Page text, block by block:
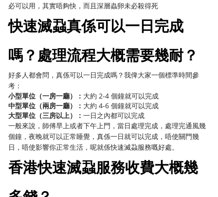
必可以用，其實唔夠快，而且深層蟲卵未必殺得死
快速滅蝨真係可以一日完成
嗎？處理流程大概需要幾耐？
好多人都會問，真係可以一日完成嗎？我俾大家一個標準時間參
考：
小型單位（一房一廳）： 大約 2-4 個鐘就可以完成
中型單位（兩房一廳）： 大約 4-6 個鐘就可以完成
大型單位（三房以上）：一日之內都可以完成
一般來說，師傅早上或者下午上門，當日處理完成，處理完通風幾
個鐘，夜晚就可以正常睡覺，真係一日就可以完成，唔使關門幾
日，唔使影響你正常生活，呢就係快速滅蝨服務嘅好處。
香港快速滅蝨服務收費大概幾